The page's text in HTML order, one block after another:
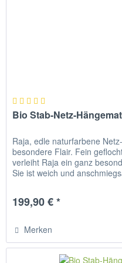
Bio Stab-Netz-
Raja, edle naturfarbene
besondere Flair. Fein
verleiht Raja ein ganz
Sie ist weich und
199,90 € *
Merken